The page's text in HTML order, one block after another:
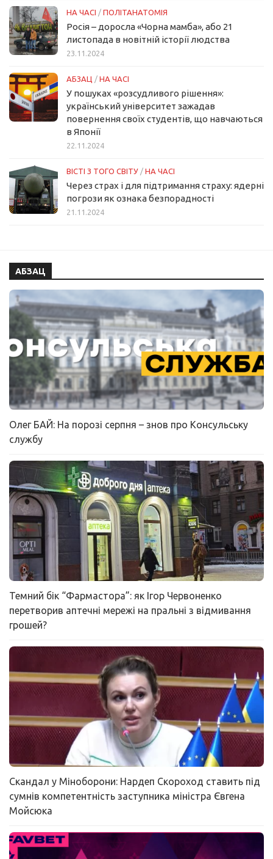
НА ЧАСІ / ПОЛІТАНАТОМІЯ
Росія – доросла «Чорна мамба», або 21
листопада в новітній історії людства
23.11.2024
АБЗАЦ / НА ЧАСІ
У пошуках «розсудливого рішення»:
український університет зажадав
повернення своїх студентів, що навчаються
в Японії
22.11.2024
ВІСТІ З ТОГО СВІТУ / НА ЧАСІ
Через страх і для підтримання страху: ядерні
погрози як ознака безпорадності
21.11.2024
АБЗАЦ
Олег БАЙ: На порозі серпня – знов про Консульську
службу
Темний бік “Фармастора”: як Ігор Червоненко
перетворив аптечні мережі на пральні з відмивання
грошей?
Скандал у Міноборони: Нардеп Скороход ставить під
сумнів компетентність заступника міністра Євгена
Мойсюка